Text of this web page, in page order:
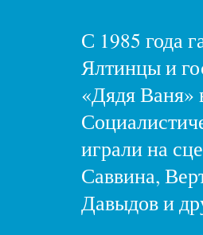
С 1985 года
Ялтинцы и
«Дядя Ваня»
играли на
Саввина,
Давыдов и